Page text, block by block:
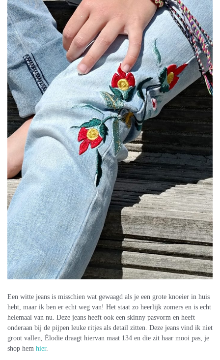
Een witte jeans is misschien wat gewaagd als je een grote knoeier in huis
hebt, maar ik ben er echt weg van! Het staat zo heerlijk zomers en is echt
helemaal van nu. Deze jeans heeft ook een skinny pasvorm en heeft
onderaan bij de pijpen leuke ritjes als detail zitten. Deze jeans vind ik niet
groot vallen, Élodie draagt hiervan maat 134 en die zit haar mooi pas, je
shop hem hier.